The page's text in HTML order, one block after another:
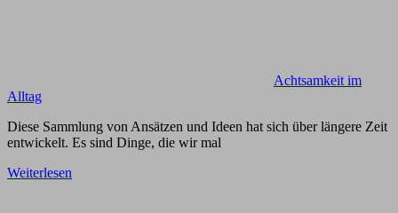
Achtsamkeit im
Alltag
Diese Sammlung von Ansätzen und Ideen hat sich über längere Zeit
entwickelt. Es sind Dinge, die wir mal
Weiterlesen